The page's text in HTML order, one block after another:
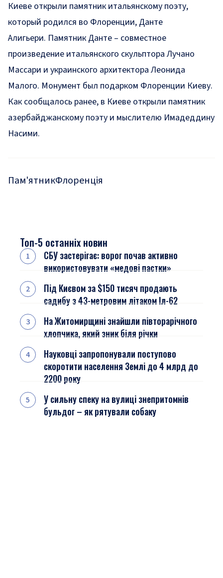
Киеве открыли памятник итальянскому поэту,
который родился во Флоренции, Данте
Алигьери. Памятник Данте – совместное
произведение итальянского скульптора Лучано
Массари и украинского архитектора Леонида
Малого. Монумент был подарком Флоренции Киеву.
Как сообщалось ранее, в Киеве открыли памятник
азербайджанскому поэту и мыслителю Имадеддину
Насими.
Пам'ятникФлоренція
Топ-5 останніх новин
СБУ застерігає: ворог почав активно
використовувати «медові пастки»
Під Києвом за $150 тисяч продають
садибу з 43-метровим літаком Іл-62
На Житомирщині знайшли півторарічного
хлопчика, який зник біля річки
Науковці запропонували поступово
скоротити населення Землі до 4 млрд до
2200 року
У сильну спеку на вулиці знепритомнів
бульдог – як рятували собаку